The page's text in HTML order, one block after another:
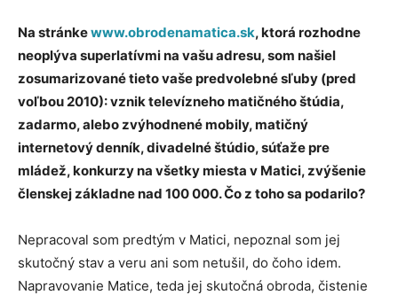
Na stránkewww.obrodenamatica.sk, ktorá rozhodne
neoplýva superlatívmi na vašu adresu, som našiel
zosumarizované tieto vaše predvolebné sľuby (pred
voľbou 2010): vznik televízneho matičného štúdia,
zadarmo, alebo zvýhodnené mobily, matičný
internetový denník, divadelné štúdio, súťaže pre
mládež, konkurzy na všetky miesta v Matici, zvýšenie
členskej základne nad 100 000. Čo z toho sa podarilo?
Nepracoval som predtým v Matici, nepoznal som jej
skutočný stav a veru ani som netušil, do čoho idem.
Napravovanie Matice, teda jej skutočná obroda, čistenie